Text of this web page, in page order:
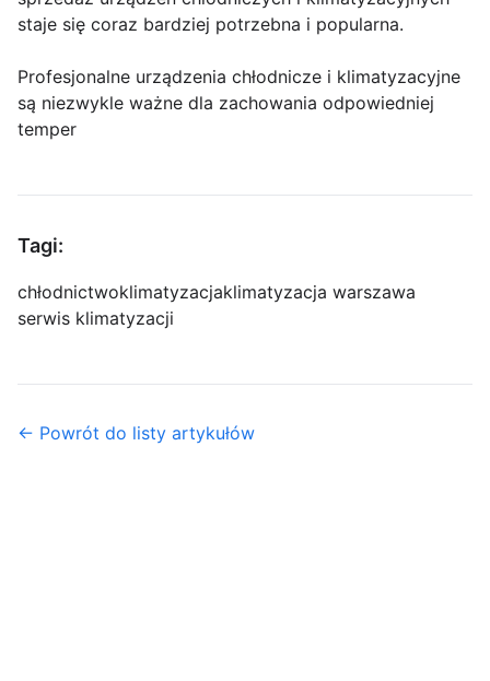
staje się coraz bardziej potrzebna i popularna.
Profesjonalne urządzenia chłodnicze i klimatyzacyjne
są niezwykle ważne dla zachowania odpowiedniej
temper
Tagi:
chłodnictwoklimatyzacjaklimatyzacja warszawa
serwis klimatyzacji
← Powrót do listy artykułów